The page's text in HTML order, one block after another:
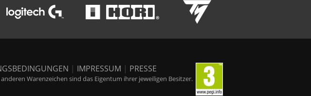
| IMPRESSUM | PRESSE
Warenzeichen sind das Eigentum ihrer jeweiligen Besitzer.